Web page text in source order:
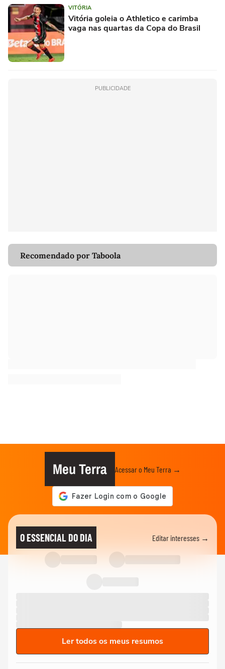
VITÓRIA
Vitória goleia o Athletico e carimba
vaga nas quartas da Copa do Brasil
PUBLICIDADE
Recomendado por Taboola
Meu Terra Acessar o Meu Terra →
O ESSENCIAL DO DIA Editar interesses →
Ler todos os meus resumos